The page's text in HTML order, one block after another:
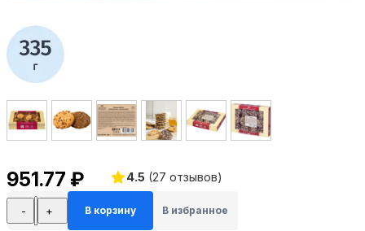
951.77 ₽ 4.5 (27 отзывов)
- + В корзину В избранное